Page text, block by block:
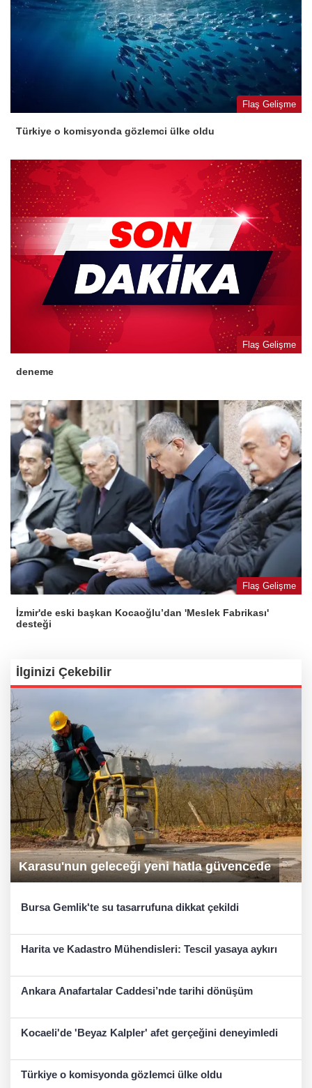
Flaş Gelişme
Türkiye o komisyonda gözlemci ülke oldu
Flaş Gelişme
deneme
Flaş Gelişme
İzmir'de eski başkan Kocaoğlu’dan 'Meslek Fabrikası'
desteği
İlginizi Çekebilir
Karasu'nun geleceği yeni hatla güvencede
Bursa Gemlik'te su tasarrufuna dikkat çekildi
Harita ve Kadastro Mühendisleri: Tescil yasaya aykırı
Ankara Anafartalar Caddesi’nde tarihi dönüşüm
Kocaeli'de 'Beyaz Kalpler' afet gerçeğini deneyimledi
Türkiye o komisyonda gözlemci ülke oldu